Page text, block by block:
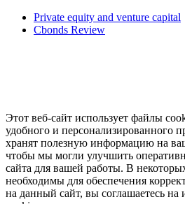
Private equity and venture capital
Cbonds Review
Этот веб-сайт использует файлы
удобного и персонализированного
хранят полезную информацию на
чтобы мы могли улучшить
сайта для вашей работы. В
необходимы для обеспечения
на данный сайт, вы соглашаетесь на